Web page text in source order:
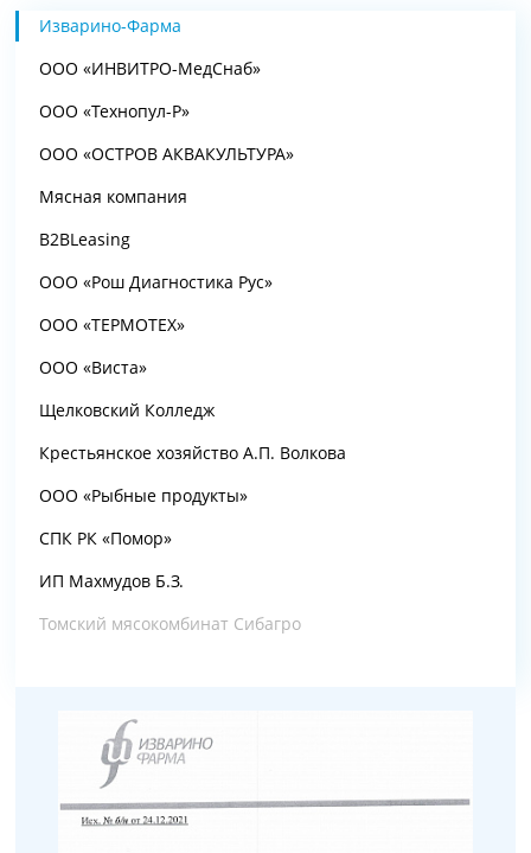
Изварино-Фарма
ООО «ИНВИТРО-МедСнаб»
ООО «Технопул-Р»
ООО «ОСТРОВ АКВАКУЛЬТУРА»
Мясная компания
B2BLeasing
ООО «Рош Диагностика Рус»
ООО «ТЕРМОТЕХ»
ООО «Виста»
Щелковский Колледж
Крестьянское хозяйство А.П. Волкова
ООО «Рыбные продукты»
СПК РК «Помор»
ИП Махмудов Б.З.
Томский мясокомбинат Сибагро